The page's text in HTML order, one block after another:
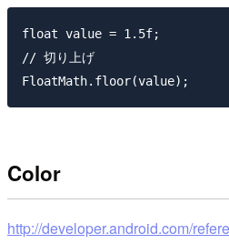
float value = 1.5f;
// 切り上げ
Color
http://developer.android.com/